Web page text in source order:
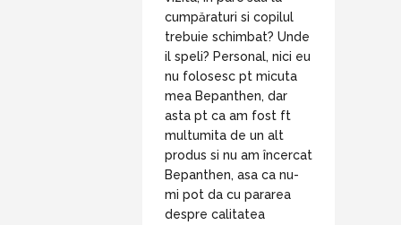
cumpăraturi si copilul
trebuie schimbat? Unde
il speli? Personal, nici eu
nu folosesc pt micuta
mea Bepanthen, dar
asta pt ca am fost ft
multumita de un alt
produs si nu am încercat
Bepanthen, asa ca nu-
mi pot da cu pararea
despre calitatea